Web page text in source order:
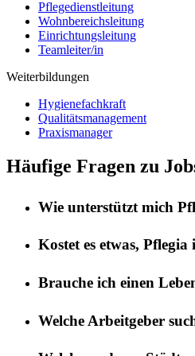
Pflegedienstleitung
Wohnbereichsleitung
Einrichtungsleitung
Teamleiter/in
Weiterbildungen
Hygienefachkraft
Qualitätsmanagement
Praxismanager
Häufige Fragen zu
Wie unterstützt mich
Kostet es etwas, Pflegia
Brauche ich einen
Welche Arbeitgeber